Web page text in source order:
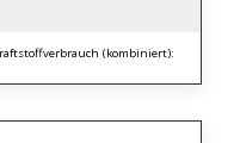
(kombiniert):